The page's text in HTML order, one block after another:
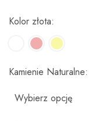
Kolor złota
Kamienie Naturalne